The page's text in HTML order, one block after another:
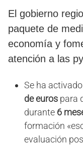
El gobierno
paquete de
economía y
atención a las
Se ha
de euros para
durante 6
formación
evaluación